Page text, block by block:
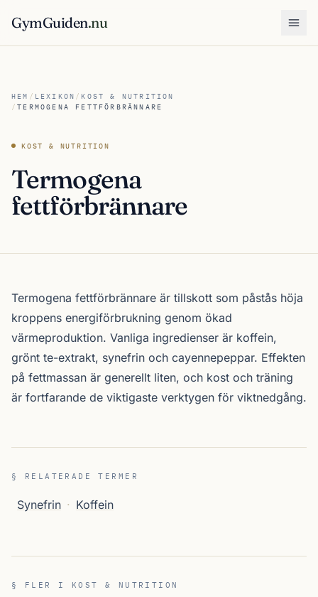
GymGuiden.nu
HEM / LEXIKON /KOST & NUTRITION
/TERMOGENA FETTFÖRBRÄNNARE
KOST & NUTRITION
Termogena
fettförbrännare
Termogena fettförbrännare är tillskott som påstås höja
kroppens energiförbrukning genom ökad
värmeproduktion. Vanliga ingredienser är koffein,
grönt te-extrakt, synefrin och cayennepeppar. Effekten
på fettmassan är generellt liten, och kost och träning
är fortfarande de viktigaste verktygen för viktnedgång.
§ RELATERADE TERMER
Synefrin · Koffein
§ FLER I KOST & NUTRITION